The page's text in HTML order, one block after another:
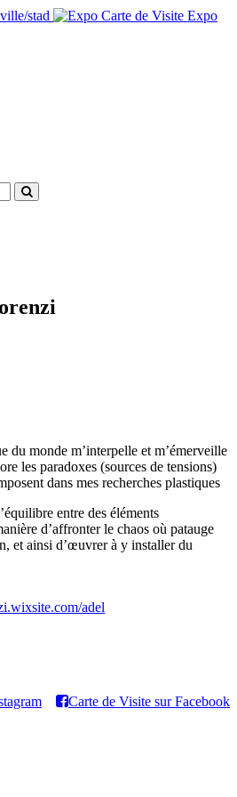
Expo
du monde m’interpelle et m’émerveille
les paradoxes (sources de tensions)
dans mes recherches plastiques
entre des éléments
d’affronter le chaos où patauge
et ainsi d’œuvrer à y installer du
adel
Carte de Visite sur Facebook